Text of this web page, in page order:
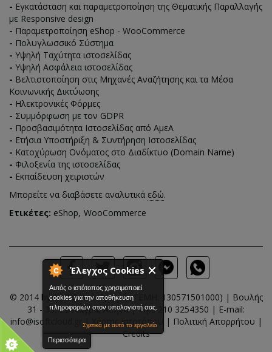
Έλεγχος Cookies
Αυτός ο ιστότοπος χρησιμοποιεί
cookies για την αποθήκευση
πληροφοριών στον υπολογιστή σας.
Σχετικά με αυτό το εργαλείο
Περισσότερα
- Εγκατάσταση και παραμετροποίηση της Θεματικής Παραλλαγής
με Responsive design
- Παραμετροποίηση eShop - WooCommerce
- Πολυγλωσσικό Σύστημα
- Υψηλή Ταχύτητα ιστοσελίδας
- Υψηλή Ασφάλεια ιστοσελίδας
- Βελτιστοποίηση στις Μηχανές Αναζήτησης και τα Μέσα
Κοινωνικής Δικτύωσης
- Ηλεκτρονικές Φόρμες
- Συμμόρφωση με τον GDPR
- Προσβασιμότητα Ιστοσελίδας από ΑμεΑ
- Ετήσια Υποστήριξη & Συντήρηση Ιστοσελίδας
- Κατοχύρωση Ονόματος στο Διαδίκτυο (Domain Name)
- Φιλοξενία της ιστοσελίδας
- Εκπαίδευση χειριστών
Μπορείτε να διαβάσετε αναλυτικά εδώ.
Ετικέτες: eShop WooCommerce
© 2014 byiSoftCloud (Αριθμός ΓΕΜΗ: 130571501000) | Βουλής
31 - 33, Σύνταγμα, Αθήνα | Τηλ:
210 3254350 | E-mail:
info@isoftcloud.gr |Χάρτης Ιστοτόπου | Πολιτική Απορρήτου |
Credits